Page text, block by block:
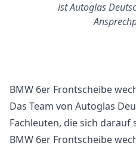
ist Autoglas
BMW 6er Frontscheibe
Das Team von Autoglas
Fachleuten, die sich
BMW 6er Frontscheibe